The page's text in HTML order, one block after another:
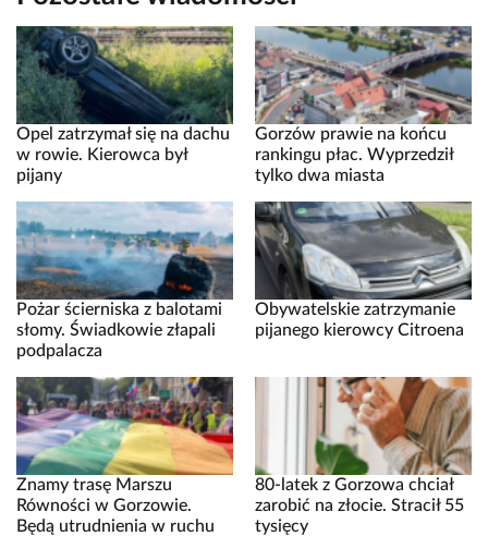
Opel zatrzymał się na dachu
w rowie. Kierowca był
pijany
Gorzów prawie na końcu
rankingu płac. Wyprzedził
tylko dwa miasta
Pożar ścierniska z balotami
słomy. Świadkowie złapali
podpalacza
Obywatelskie zatrzymanie
pijanego kierowcy Citroena
Znamy trasę Marszu
Równości w Gorzowie.
Będą utrudnienia w ruchu
80-latek z Gorzowa chciał
zarobić na złocie. Stracił 55
tysięcy